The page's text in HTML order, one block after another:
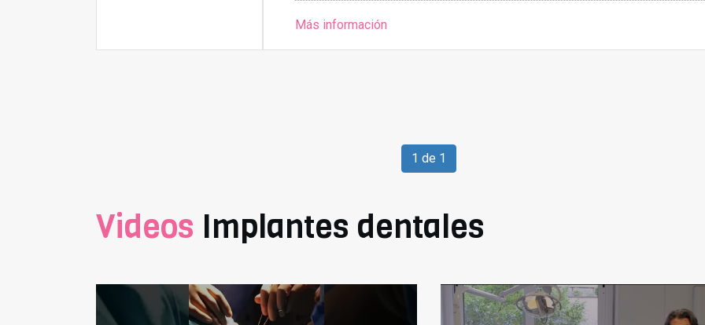
Más información
1 de 1
Videos Implantes dentales